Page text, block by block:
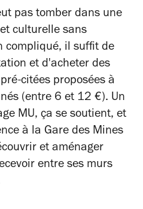
pas tomber dans une
culturelle sans
compliqué, il suffit de
et d'acheter des
citées proposées à
(entre 6 et 12 €). Un
MU, ça se soutient, et
à la Gare des Mines
et aménager
entre ses murs